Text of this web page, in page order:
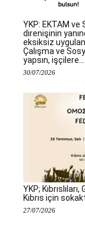
YKP: EKTAM ve
direnişinin
eksiksiz
Çalışma ve
yapsın, işçilere...
30/07/2026
YKP;
Kıbrıs için
27/07/2026